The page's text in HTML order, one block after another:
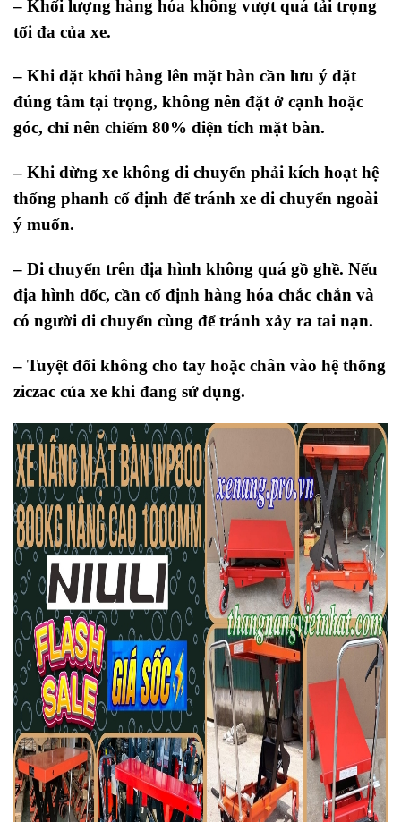
– Khối lượng hàng hóa không vượt quá tải trọng
tối đa của xe.
– Khi đặt khối hàng lên mặt bàn cần lưu ý đặt
đúng tâm tại trọng, không nên đặt ở cạnh hoặc
góc, chỉ nên chiếm 80% diện tích mặt bàn.
– Khi dừng xe không di chuyển phải kích hoạt hệ
thống phanh cố định để tránh xe di chuyển ngoài
ý muốn.
– Di chuyển trên địa hình không quá gồ ghề. Nếu
địa hình dốc, cần cố định hàng hóa chắc chắn và
có người di chuyển cùng để tránh xảy ra tai nạn.
– Tuyệt đối không cho tay hoặc chân vào hệ thống
ziczac của xe khi đang sử dụng.